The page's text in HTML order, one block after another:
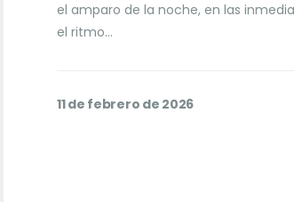
el amparo de la noche, en las
el ritmo…
11 de febrero de 2026